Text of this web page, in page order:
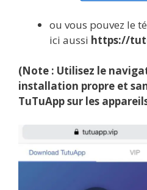
ou vous pouvez le
ici aussi https://
(Note : Utilisez le
installation propre et
TuTuApp sur les